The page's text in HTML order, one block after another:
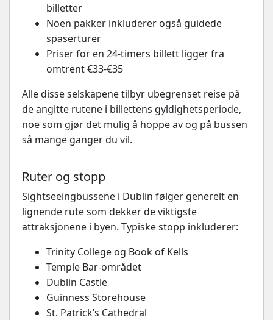
billetter
Noen pakker inkluderer også guidede
spaserturer
Priser for en 24-timers billett ligger fra
omtrent €33-€35
Alle disse selskapene tilbyr ubegrenset reise på
de angitte rutene i billettens gyldighetsperiode,
noe som gjør det mulig å hoppe av og på bussen
så mange ganger du vil.
Ruter og stopp
Sightseeingbussene i Dublin følger generelt en
lignende rute som dekker de viktigste
attraksjonene i byen. Typiske stopp inkluderer:
Trinity College og Book of Kells
Temple Bar-området
Dublin Castle
Guinness Storehouse
St. Patrick’s Cathedral